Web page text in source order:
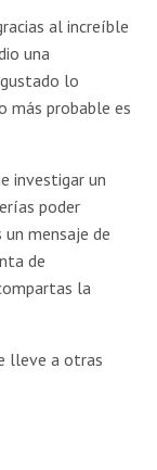
al increíble
una
lo
más probable es
investigar un
poder
mensaje de
de
la
lleve a otras